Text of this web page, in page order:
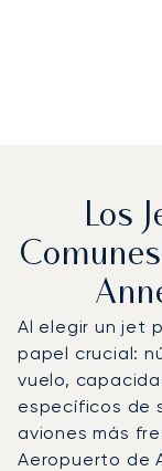
Los
Al elegir un jet
papel crucial:
vuelo,
específicos de
aviones más
Aeropuerto de